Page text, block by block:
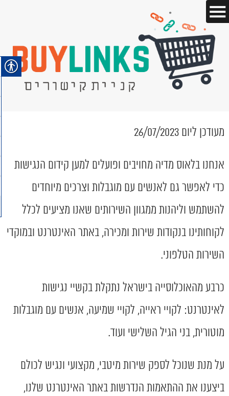
מעודכן ליום 26/07/2023
אנחנו בלאוס מדיה מחויבים ופועלים למען קידום הנגישות
כדי לאפשר גם לאנשים עם מוגבלות וצרכים מיוחדים
להשתמש וליהנות ממגוון השירותים שאנו מציעים לכלל
לקוחותינו בנקודות שירות ומכירה, באתר האינטרנט ובמוקדי
השירות הטלפוני.
כרבע מהאוכלוסייה בישראל נתקלת בקשיי נגישות
לאינטרנט: לקויי ראייה, לקויי שמיעה, אנשים עם מוגבלות
מוטורית, בני הגיל השלישי ועוד.
על מנת שנוכל לספק שירות מיטבי, מקצועי ונגיש לכולם
ביצענו את ההתאמות הנדרשות באתר האינטרנט שלנו,